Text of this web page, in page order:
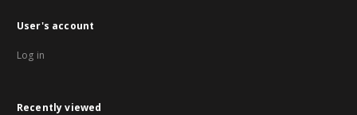
User's account
Log in
Recently viewed